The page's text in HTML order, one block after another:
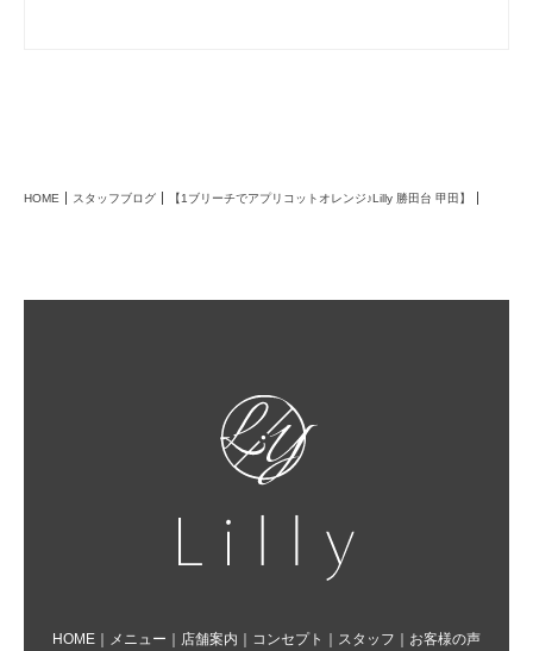
HOME スタッフブログ 【1ブリーチでアプリコットオレンジ♪Lilly 勝田台 甲田】
HOME ｜ メニュー ｜ 店舗案内 ｜ コンセプト ｜ スタッフ ｜ お客様の声